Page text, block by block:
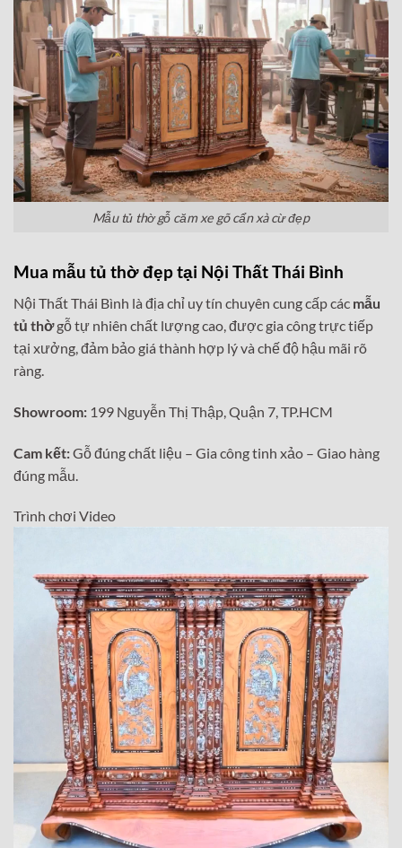
Mẫu tủ thờ gỗ căm xe gõ cẩn xà cừ đẹp
Mua mẫu tủ thờ đẹp tại Nội Thất Thái Bình
Nội Thất Thái Bình là địa chỉ uy tín chuyên cung cấp các mẫu
tủ thờgỗ tự nhiên chất lượng cao, được gia công trực tiếp
tại xưởng, đảm bảo giá thành hợp lý và chế độ hậu mãi rõ
ràng.
Showroom: 199 Nguyễn Thị Thập, Quận 7, TP.HCM
Cam kết:Gỗ đúng chất liệu – Gia công tinh xảo – Giao hàng
đúng mẫu.
Trình chơi Video